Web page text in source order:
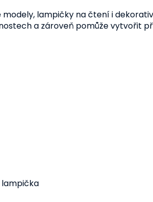
modely, lampičky na čtení i
a zároveň pomůže vytvořit
lampička